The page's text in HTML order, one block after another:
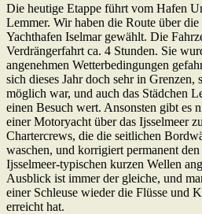
Die heutige Etappe führt vom Hafen
Lemmer. Wir haben die Route über
Yachthafen Iselmar gewählt. Die
Verdrängerfahrt ca. 4 Stunden. Sie
angenehmen Wetterbedingungen
sich dieses Jahr doch sehr in Grenzen,
möglich war, und auch das Städchen
einen Besuch wert. Ansonsten gibt es
einer Motoryacht über das Ijsselmeer
Chartercrews, die die seitlichen
waschen, und korrigiert permanent
Ijsselmeer-typischen kurzen Wellen
Ausblick ist immer der gleiche, und
einer Schleuse wieder die Flüsse und
erreicht hat.